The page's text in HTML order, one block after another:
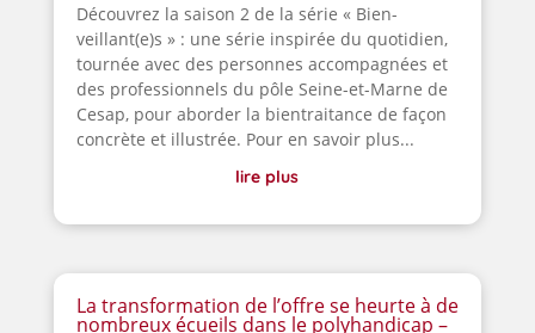
Découvrez la saison 2 de la série « Bien-
veillant(e)s » : une série inspirée du quotidien,
tournée avec des personnes accompagnées et
des professionnels du pôle Seine-et-Marne de
Cesap, pour aborder la bientraitance de façon
concrète et illustrée. Pour en savoir plus...
lire plus
La transformation de l’offre se heurte à de
nombreux écueils dans le polyhandicap –